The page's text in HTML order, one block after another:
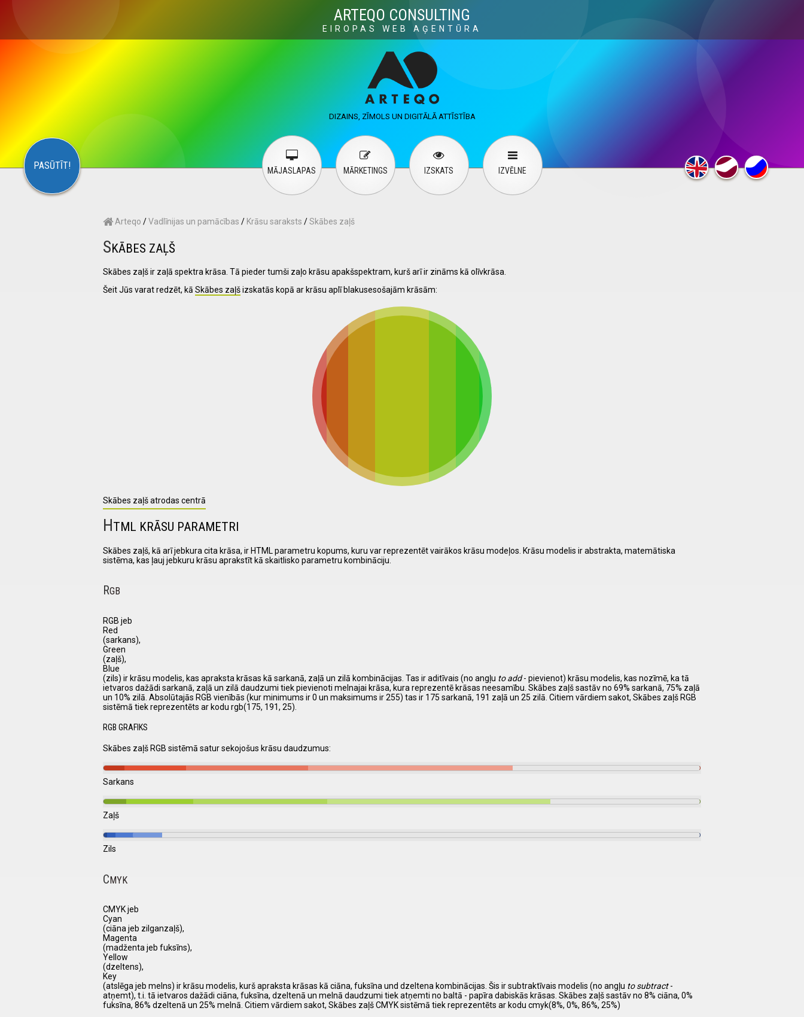
ARTEQO CONSULTING
EIROPAS WEB AĢENTŪRA
DIZAINS, ZĪMOLS UN DIGITĀLĀ ATTĪSTĪBA
PASŪTĪT! MĀJASLAPAS MĀRKETINGS IZSKATS IZVĒLNE
English Русский
Contact Us
×
Arteqo /Vadlīnijas un pamācības / Krāsu saraksts /Skābes zaļš
SKĀBES ZAĻŠ
Skābes zaļš ir zaļā spektra krāsa. Tā pieder tumši zaļo krāsu apakšspektram, kurš arī ir zināms kā olīvkrāsa.
Šeit Jūs varat redzēt, kā Skābes zaļšizskatās kopā ar krāsu aplī blakusesošajām krāsām:
Skābes zaļš atrodas centrā
HTML KRĀSU PARAMETRI
Skābes zaļš, kā arī jebkura cita krāsa, ir HTML parametru kopums, kuru var reprezentēt vairākos krāsu modeļos. Krāsu modelis ir abstrakta, matemātiska
sistēma, kas ļauj jebkuru krāsu aprakstīt kā skaitlisko parametru kombināciju.
RGB
RGB jeb
Red
(sarkans),
Green
(zaļš),
Blue
(zils) ir krāsu modelis, kas apraksta krāsas kā sarkanā, zaļā un zilā kombinācijas. Tas ir aditīvais (no angļu to add- pievienot) krāsu modelis, kas nozīmē, ka tā
ietvaros dažādi sarkanā, zaļā un zilā daudzumi tiek pievienoti melnajai krāsa, kura reprezentē krāsas neesamību. Skābes zaļš sastāv no 69% sarkanā, 75% zaļā
un 10% zilā. Absolūtajās RGB vienībās (kur minimums ir 0 un maksimums ir 255) tas ir 175 sarkanā, 191 zaļā un 25 zilā. Citiem vārdiem sakot, Skābes zaļš RGB
sistēmā tiek reprezentēts ar kodu rgb(175, 191, 25).
RGB GRAFIKS
Skābes zaļš RGB sistēmā satur sekojošus krāsu daudzumus:
Sarkans
Zaļš
Zils
CMYK
CMYK jeb
Cyan
(ciāna jeb zilganzaļš),
Magenta
(madženta jeb fuksīns),
Yellow
(dzeltens),
Key
(atslēga jeb melns) ir krāsu modelis, kurš apraksta krāsas kā ciāna, fuksīna und dzeltena kombinācijas. Šis ir subtraktīvais modelis (no angļu to subtract-
atņemt), t.i. tā ietvaros dažādi ciāna, fuksīna, dzeltenā un melnā daudzumi tiek atņemti no baltā - papīra dabiskās krāsas. Skābes zaļš sastāv no 8% ciāna, 0%
fuksīna, 86% dzeltenā un 25% melnā. Citiem vārdiem sakot, Skābes zaļš CMYK sistēmā tiek reprezentēts ar kodu cmyk(8%, 0%, 86%, 25%)